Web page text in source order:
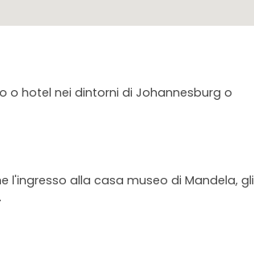
o hotel nei dintorni di Johannesburg o
l'ingresso alla casa museo di Mandela, gli